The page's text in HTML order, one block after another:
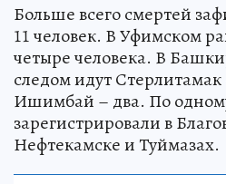
Больше всего смертей
11 человек. В Уфимском
четыре человека. В
следом идут Стерлитамак
Ишимбай – два. По
зарегистрировали в
Нефтекамске и Туймазах.